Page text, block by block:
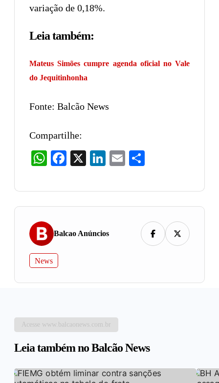
variação de 0,18%.
Leia também:
Mateus Simões cumpre agenda oficial no Vale
do Jequitinhonha
Fonte: Balcão News
Compartilhe:
WhatsAppFacebook LinkedIn
Email
Balcao Anúncios
News
Acesse www.balcaonews.com.br
Leia também no Balcão News